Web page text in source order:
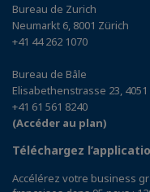
Bureau de Zurich
Neumarkt 6, 8001 Zürich
+41 44 262 1070
Bureau de Bâle
Elisabethenstrasse 23, 4051
+41 61 561 8240
(Accéder au plan)
Téléchargez
Accélérez votre business